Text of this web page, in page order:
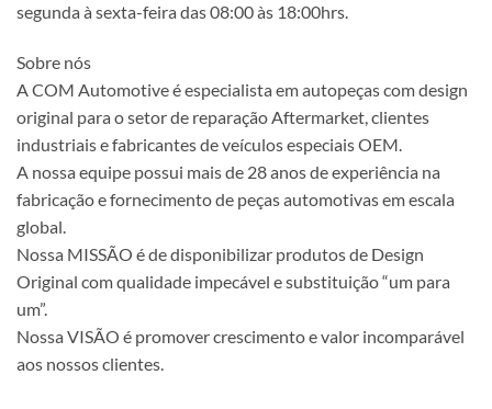
segunda à sexta-feira das 08:00 às 18:00hrs.
Sobre nós
A COM Automotive é especialista em autopeças com design
original para o setor de reparação Aftermarket, clientes
industriais e fabricantes de veículos especiais OEM.
A nossa equipe possui mais de 28 anos de experiência na
fabricação e fornecimento de peças automotivas em escala
global.
Nossa MISSÃO é de disponibilizar produtos de Design
Original com qualidade impecável e substituição “um para
um”.
Nossa VISÃO é promover crescimento e valor incomparável
aos nossos clientes.